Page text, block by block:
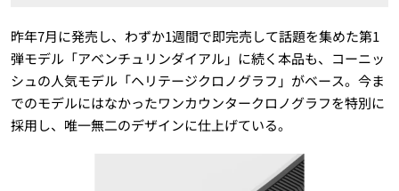
昨年7月に発売し、わずか1週間で即完売して話題を集めた第1
弾モデル「アベンチュリンダイアル」に続く本品も、コーニッ
シュの人気モデル「ヘリテージクロノグラフ」がベース。今ま
でのモデルにはなかったワンカウンタークロノグラフを特別に
採用し、唯一無二のデザインに仕上げている。